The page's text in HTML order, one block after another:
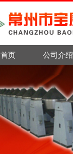
首页 公司介绍